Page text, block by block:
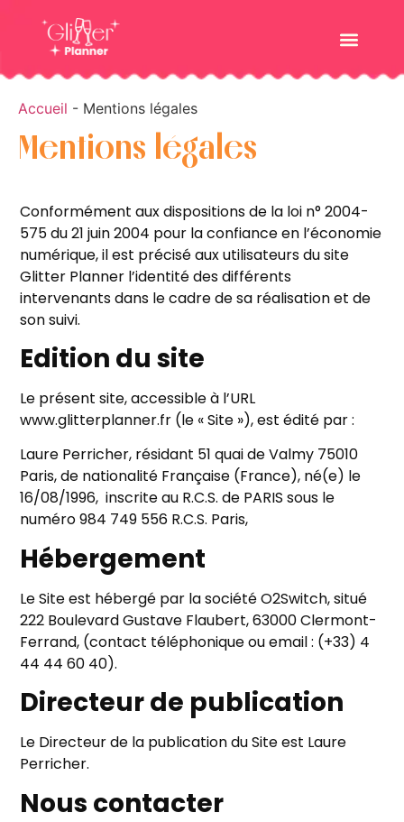
Accueil - Mentions légales
Mentions légales
Conformément aux dispositions de la loi n° 2004-
575 du 21 juin 2004 pour la confiance en l’économie
numérique, il est précisé aux utilisateurs du site
Glitter Planner l’identité des différents
intervenants dans le cadre de sa réalisation et de
son suivi.
Edition du site
Le présent site, accessible à l’URL
www.glitterplanner.fr (le « Site »), est édité par :
Laure Perricher, résidant 51 quai de Valmy 75010
Paris, de nationalité Française (France), né(e) le
16/08/1996, inscrite au R.C.S. de PARIS sous le
numéro 984 749 556 R.C.S. Paris,
Hébergement
Le Site est hébergé par la société O2Switch, situé
222 Boulevard Gustave Flaubert, 63000 Clermont-
Ferrand, (contact téléphonique ou email : (+33) 4
44 44 60 40).
Directeur de publication
Le Directeur de la publication du Site est Laure
Perricher.
Nous contacter